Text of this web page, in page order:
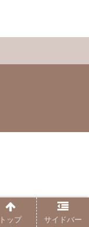
トップ サイドバー